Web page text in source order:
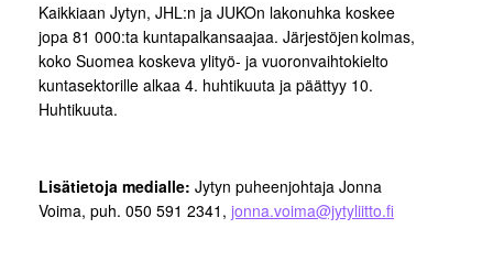
Kaikkiaan Jytyn, JHL:n ja JUKOn lakonuhka koskee
jopa 81 000:ta kuntapalkansaajaa. Järjestöjen kolmas,
koko Suomea koskeva ylityö- ja vuoronvaihtokielto
kuntasektorille alkaa 4. huhtikuuta ja päättyy 10.
Huhtikuuta.
Lisätietoja medialle: Jytyn puheenjohtaja Jonna
Voima, puh. 050 591 2341, jonna.voima@jytyliitto.fi